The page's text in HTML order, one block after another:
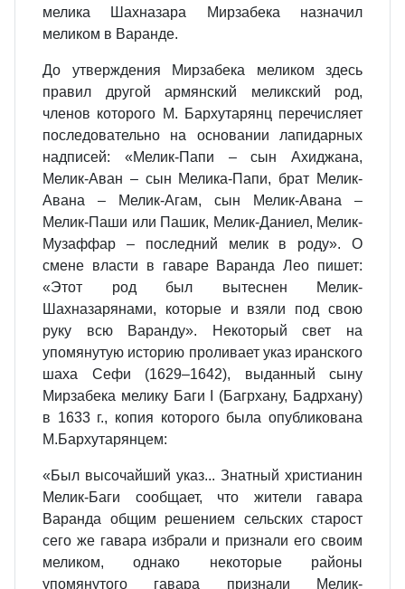
мелика Шахназара Мирзабека назначил
меликом в Варанде.
До утверждения Мирзабека меликом здесь
правил другой армянский меликский род,
членов которого М. Бархутарянц перечисляет
последовательно на основании лапидарных
надписей: «Мелик-Папи – сын Ахиджана,
Мелик-Аван – сын Мелика-Папи, брат Мелик-
Авана – Мелик-Агам, сын Мелик-Авана –
Мелик-Паши или Пашик, Мелик-Даниел, Мелик-
Музаффар – последний мелик в роду». О
смене власти в гаваре Варанда Лео пишет:
«Этот род был вытеснен Мелик-
Шахназарянами, которые и взяли под свою
руку всю Варанду». Некоторый свет на
упомянутую историю проливает указ иранского
шаха Сефи (1629–1642), выданный сыну
Мирзабека мелику Баги I (Багрхану, Бадрхану)
в 1633 г., копия которого была опубликована
М.Бархутарянцем:
«Был высочайший указ... Знатный христианин
Мелик-Баги сообщает, что жители гавара
Варанда общим решением сельских старост
сего же гавара избрали и признали его своим
меликом, однако некоторые районы
упомянутого гавара признали Мелик-